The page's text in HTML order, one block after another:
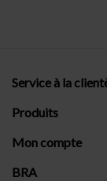
Service à la
Produits
Mon compte
BRA